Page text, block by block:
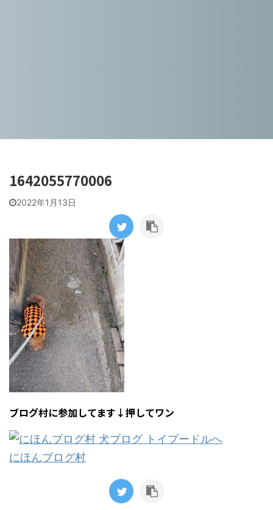
1642055770006
2022年1月13日
ブログ村に参加してます↓押してワン
にほんブログ村